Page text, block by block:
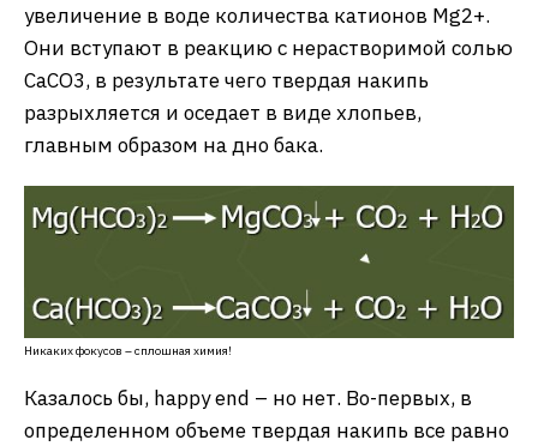
увеличение в воде количества катионов Mg2+.
Они вступают в реакцию с нерастворимой солью
CaCO3, в результате чего твердая накипь
разрыхляется и оседает в виде хлопьев,
главным образом на дно бака.
Никаких фокусов – сплошная химия!
Казалось бы, happy end – но нет. Во-первых, в
определенном объеме твердая накипь все равно